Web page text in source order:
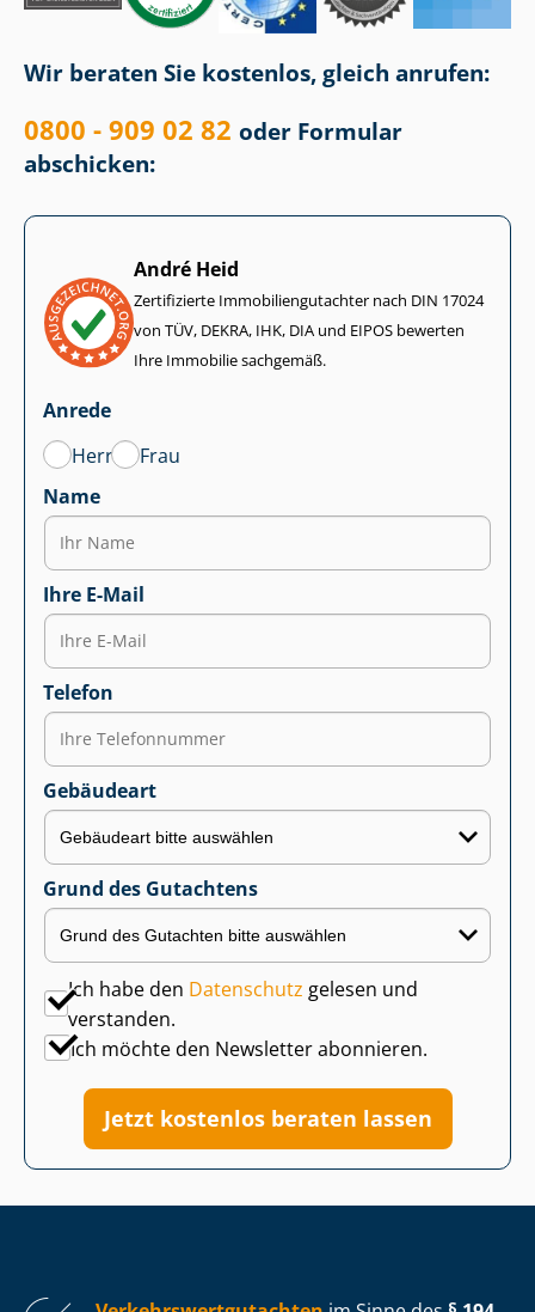
Wir beraten Sie kostenlos, gleich anrufen:
0800 - 909 02 82 oder Formular
abschicken:
André Heid
Zertifizierte Im­mo­bi­li­en­gut­ach­ter nach DIN 17024
von TÜV, DEKRA, IHK, DIA und EIPOS bewerten
Ihre Immobilie sachgemäß.
Anrede
Herr
Frau
Name
Ihre E-Mail
Telefon
Gebäudeart
Grund des Gutachtens
Ich habe den Datenschutz gelesen und
verstanden.
Ich möchte den Newsletter abonnieren.
Jetzt kostenlos beraten lassen